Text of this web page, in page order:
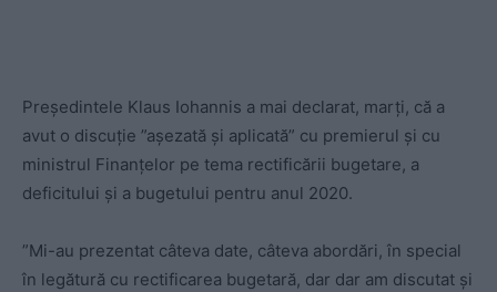
Preşedintele Klaus Iohannis a mai declarat, marţi, că a
avut o discuţie ”aşezată şi aplicată” cu premierul şi cu
ministrul Finanţelor pe tema rectificării bugetare, a
deficitului şi a bugetului pentru anul 2020.
”Mi-au prezentat câteva date, câteva abordări, în special
în legătură cu rectificarea bugetară, dar dar am discutat şi